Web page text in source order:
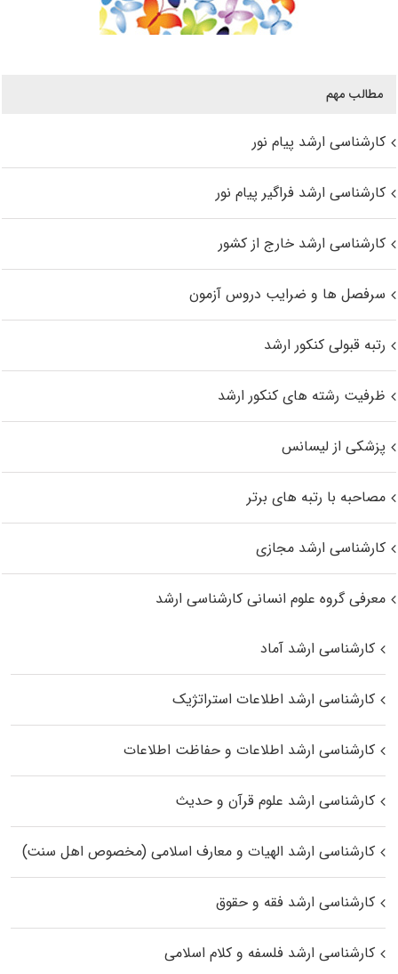
مطالب مهم
کارشناسی ارشد پیام نور
کارشناسی ارشد فراگیر پیام نور
کارشناسی ارشد خارج از کشور
سرفصل ها و ضرایب دروس آزمون
رتبه قبولی کنکور ارشد
ظرفیت رشته های کنکور ارشد
پزشکی از لیسانس
مصاحبه با رتبه های برتر
کارشناسی ارشد مجازی
معرفی گروه علوم انسانی کارشناسی ارشد
کارشناسی ارشد آماد
کارشناسی ارشد اطلاعات استراتژیک
کارشناسی ارشد اطلاعات و حفاظت اطلاعات
کارشناسی ارشد علوم قرآن و حدیث
کارشناسی ارشد الهیات و معارف اسلامی (مخصوص اهل سنت)
کارشناسی ارشد فقه و حقوق
کارشناسی ارشد فلسفه و کلام اسلامی